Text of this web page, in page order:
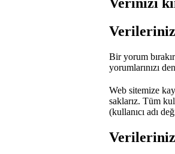
Bir yorum
yorumlarınızı
Web sitemize
saklarız. Tüm
(kullanıcı adı